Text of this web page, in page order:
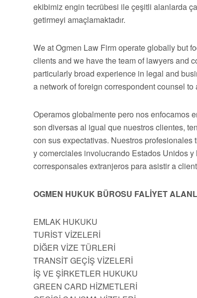
ekibimiz engin tecrübesi ile çeşitli alanlarda
getirmeyi amaçlamaktadır.
We at Ogmen Law Firm operate globally but
clients and we have the team of lawyers and
particularly broad experience in legal and
a network of foreign correspondent counsel
Operamos globalmente pero nos enfocamos
son diversas al igual que nuestros clientes,
con sus expectativas. Nuestros
y comerciales involucrando Estados Unidos
corresponsales extranjeros para asistir a
OGMEN HUKUK BÜROSU FALİYET
EMLAK HUKUKU
TURİST VİZELERİ
DİĞER VİZE TÜRLERİ
TRANSİT GEÇİŞ VİZELERİ
İŞ VE ŞİRKETLER HUKUKU
GREEN CARD HİZMETLERİ